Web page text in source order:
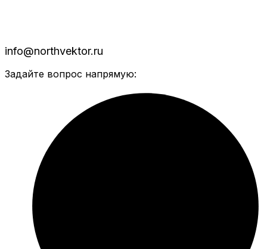
info@northvektor.ru
Задайте вопрос напрямую: